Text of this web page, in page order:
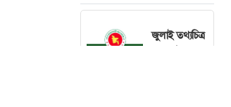
জুলাই তথ্যচিত্র